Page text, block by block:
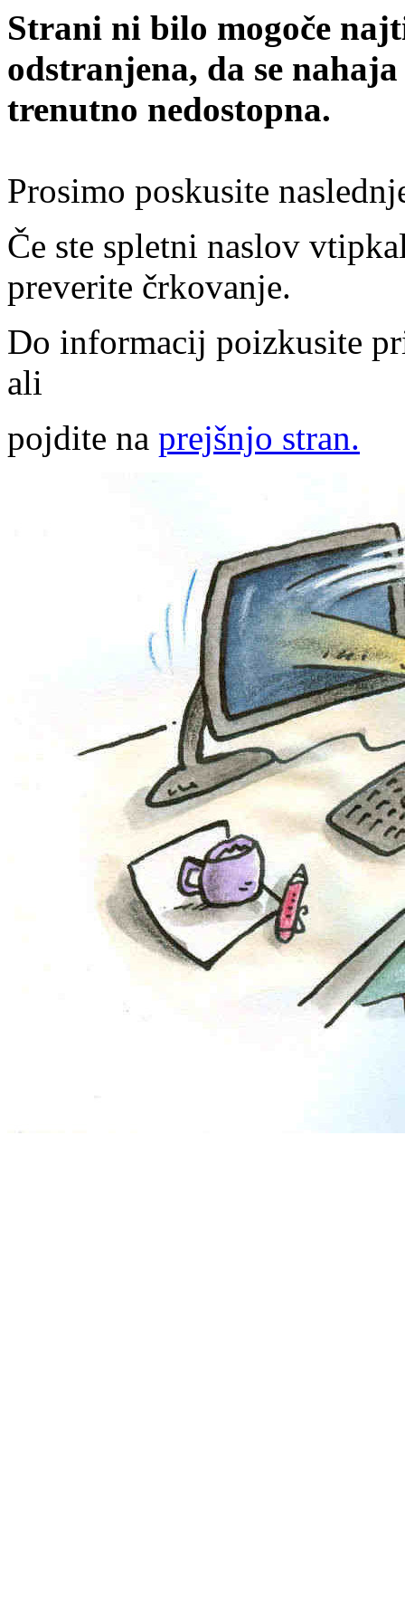
Strani ni bilo mogoče
odstranjena, da se
trenutno nedostopna.
Prosimo poskusite
Če ste spletni naslov
preverite črkovanje.
Do informacij poizkusite
ali
pojdite na prejšnjo stran.